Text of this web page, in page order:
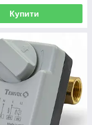
Купити